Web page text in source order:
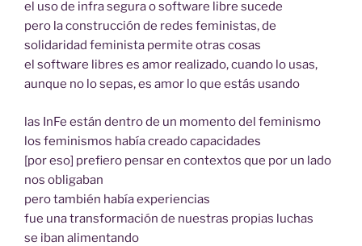
el uso de infra segura o software libre sucede
pero la construcción de redes feministas, de
solidaridad feminista permite otras cosas
el software libres es amor realizado, cuando lo usas,
aunque no lo sepas, es amor lo que estás usando
las InFe están dentro de un momento del feminismo
los feminismos había creado capacidades
[por eso] prefiero pensar en contextos que por un lado
nos obligaban
pero también había experiencias
fue una transformación de nuestras propias luchas
se iban alimentando